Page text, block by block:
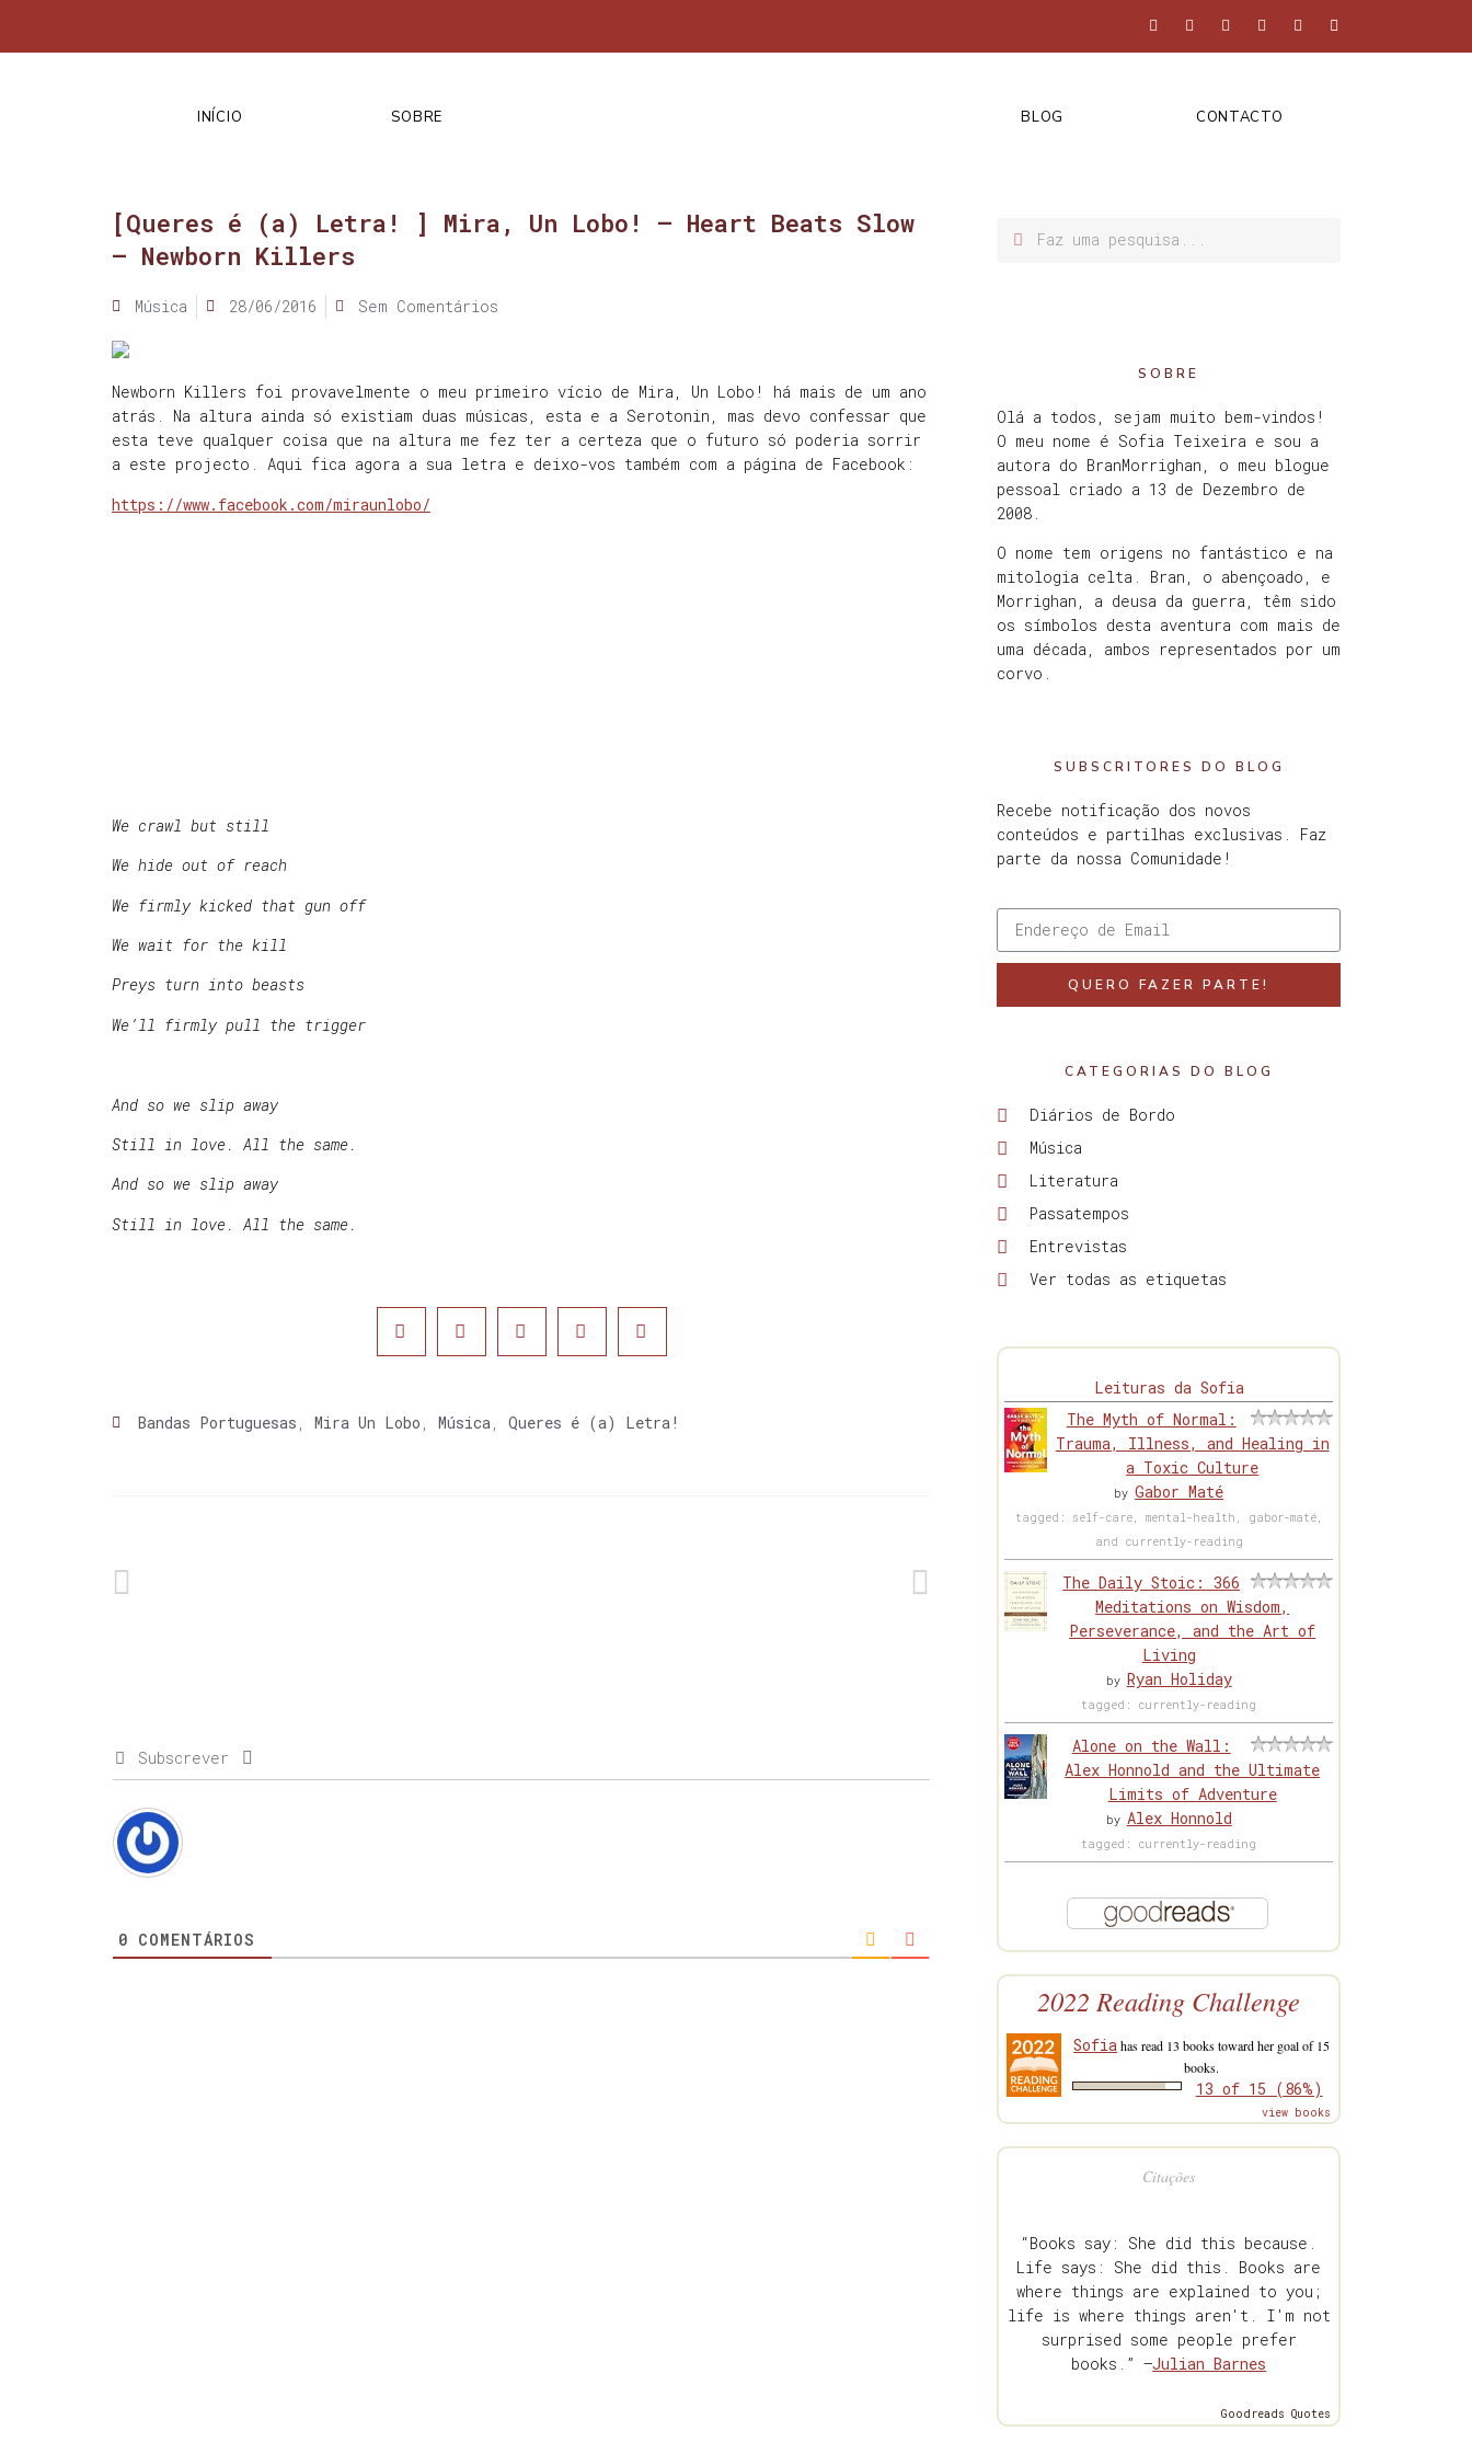
INÍCIO SOBRE BLOG CONTACTO
[Queres é (a) Letra! ] Mira, Un Lobo! – Heart Beats Slow
– Newborn Killers
Música 28/06/2016 Sem Comentários
Newborn Killers foi provavelmente o meu primeiro vício de Mira, Un Lobo! há mais de um ano
atrás. Na altura ainda só existiam duas músicas, esta e a Serotonin, mas devo confessar que
esta teve qualquer coisa que na altura me fez ter a certeza que o futuro só poderia sorrir
a este projecto. Aqui fica agora a sua letra e deixo-vos também com a página de Facebook:
https://www.facebook.com/miraunlobo/
We crawl but still
We hide out of reach
We firmly kicked that gun off
We wait for the kill
Preys turn into beasts
We’ll firmly pull the trigger
And so we slip away
Still in love. All the same.
And so we slip away
Still in love. All the same.
Bandas Portuguesas , Mira Un Lobo , Música, Queres é (a) Letra!
Subscrever
0 COMENTÁRIOS
SOBRE
Olá a todos, sejam muito bem-vindos!
O meu nome é Sofia Teixeira e sou a
autora do BranMorrighan, o meu blogue
pessoal criado a 13 de Dezembro de
2008.
O nome tem origens no fantástico e na
mitologia celta. Bran, o abençoado, e
Morrighan, a deusa da guerra, têm sido
os símbolos desta aventura com mais de
uma década, ambos representados por um
corvo.
SUBSCRITORES DO BLOG
Recebe notificação dos novos
conteúdos e partilhas exclusivas. Faz
parte da nossa Comunidade!
QUERO FAZER PARTE!
CATEGORIAS DO BLOG
Diários de Bordo
Música
Literatura
Passatempos
Entrevistas
Ver todas as etiquetas
Leituras da Sofia
The Myth of Normal:
Trauma, Illness, and Healing in
a Toxic Culture
byGabor Maté
tagged: self-care, mental-health, gabor-maté,
and currently-reading
The Daily Stoic: 366
Meditations on Wisdom,
Perseverance, and the Art of
Living
by Ryan Holiday
tagged: currently-reading
Alone on the Wall:
Alex Honnold and the Ultimate
Limits of Adventure
by Alex Honnold
tagged: currently-reading
2022 Reading Challenge
Sofiahas read 13 books toward her goal of 15
books.
13 of 15 (86%)
view books
Citações
“Books say: She did this because.
Life says: She did this. Books are
where things are explained to you;
life is where things aren't. I'm not
surprised some people prefer
books.” —Julian Barnes
Goodreads Quotes